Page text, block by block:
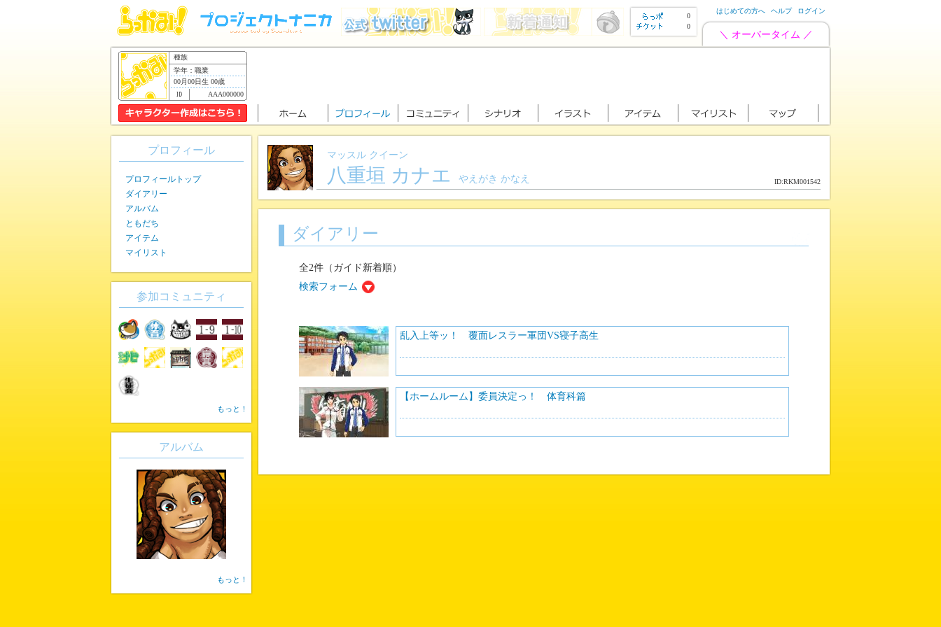
0
0
はじめての方へ ヘルプ ログイン
＼ オーバータイム ／
種族
学年：職業
00月00日生 00歳
AAA000000
マッスル クイーン
八重垣 カナエ やえがき かなえ ID:RKM001542
ダイアリー
全2件（ガイド新着順）
検索フォーム
乱入上等ッ！ 覆面レスラー軍団VS寝子高生
【ホームルーム】委員決定っ！ 体育科篇
プロフィール
プロフィールトップ
ダイアリー
アルバム
ともだち
アイテム
マイリスト
参加コミュニティ
もっと！
アルバム
もっと！